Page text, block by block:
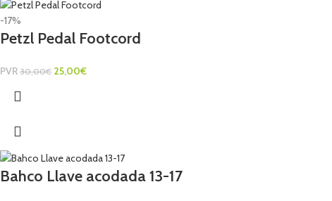
-17%
Petzl Pedal Footcord
PVR 30,00€ 25,00€
Bahco Llave acodada 13-17